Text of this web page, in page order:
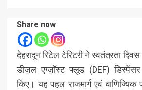
Share now
देहरादून रिटेल टेरिटरी ने स्वतंत्रता दिवस
डीज़ल एग्ज़ॉस्ट फ्लूड (DEF) डिस्पेंसर
किए। यह पहल राजमार्ग एवं वाणिज्यिक